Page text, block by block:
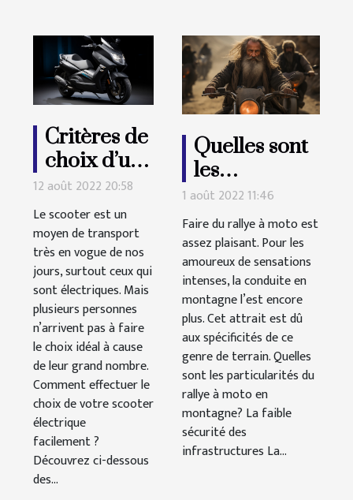
Critères de
choix d’un
scooter
électrique
12 août 2022 20:58
Le scooter est un
moyen de transport
très en vogue de nos
jours, surtout ceux qui
sont électriques. Mais
plusieurs personnes
n’arrivent pas à faire
le choix idéal à cause
de leur grand nombre.
Comment effectuer le
choix de votre scooter
électrique
facilement ?
Découvrez ci-dessous
des...
Quelles sont
les
particularités
d’un rallye à
moto en
montagne ?
1 août 2022 11:46
Faire du rallye à moto est
assez plaisant. Pour les
amoureux de sensations
intenses, la conduite en
montagne l’est encore
plus. Cet attrait est dû
aux spécificités de ce
genre de terrain. Quelles
sont les particularités du
rallye à moto en
montagne? La faible
sécurité des
infrastructures La...